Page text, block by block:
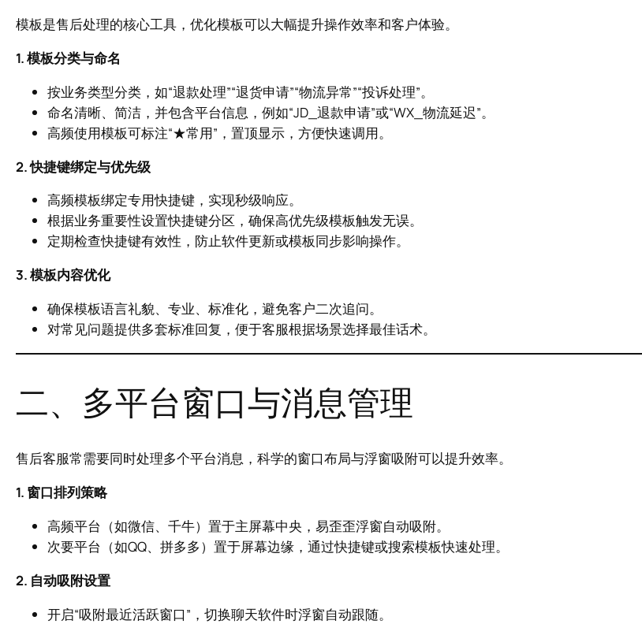
模板是售后处理的核心工具，优化模板可以大幅提升操作效率和客户体验。
1. 模板分类与命名
按业务类型分类，如“退款处理”“退货申请”“物流异常”“投诉处理”。
命名清晰、简洁，并包含平台信息，例如“JD_退款申请”或“WX_物流延迟”。
高频使用模板可标注“★常用”，置顶显示，方便快速调用。
2. 快捷键绑定与优先级
高频模板绑定专用快捷键，实现秒级响应。
根据业务重要性设置快捷键分区，确保高优先级模板触发无误。
定期检查快捷键有效性，防止软件更新或模板同步影响操作。
3. 模板内容优化
确保模板语言礼貌、专业、标准化，避免客户二次追问。
对常见问题提供多套标准回复，便于客服根据场景选择最佳话术。
二、多平台窗口与消息管理
售后客服常需要同时处理多个平台消息，科学的窗口布局与浮窗吸附可以提升效率。
1. 窗口排列策略
高频平台（如微信、千牛）置于主屏幕中央，易歪歪浮窗自动吸附。
次要平台（如QQ、拼多多）置于屏幕边缘，通过快捷键或搜索模板快速处理。
2. 自动吸附设置
开启“吸附最近活跃窗口”，切换聊天软件时浮窗自动跟随。